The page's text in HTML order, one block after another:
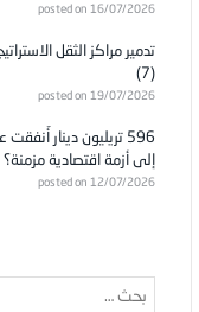
posted on 16/07/2026
تدمير مراكز الثقل
(7)
posted on 19/07/2026
596 تريليون دينار
إلى أزمة اقتصادية مزمنة؟
posted on 12/07/2026